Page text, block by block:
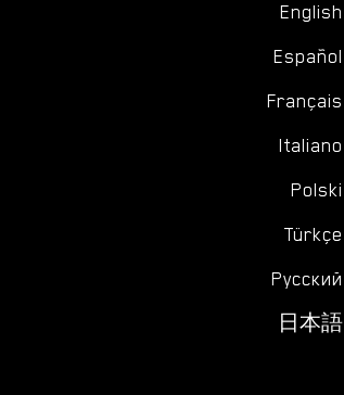
English
Español
Français
Italiano
Polski
Türkçe
Русский
日本語